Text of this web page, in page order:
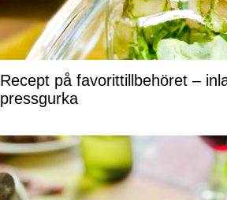
Recept på favorittillbehöret –
pressgurka